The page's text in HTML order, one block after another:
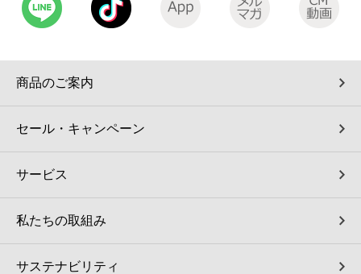
商品のご案内
セール・キャンペーン
サービス
私たちの取組み
サステナビリティ